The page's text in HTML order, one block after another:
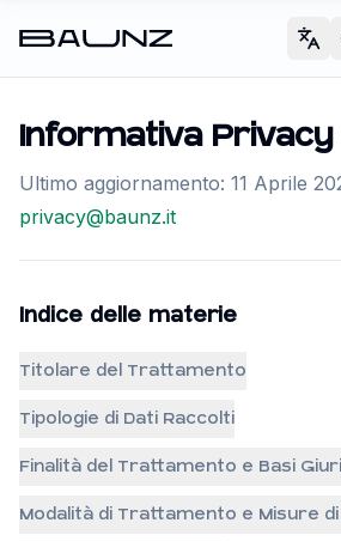
Informativa Privacy
Ultimo aggiornamento: 11 Aprile
privacy@baunz.it
Indice delle materie
Titolare del Trattamento
Tipologie di Dati Raccolti
Finalità del Trattamento e Basi
Modalità di Trattamento e Misure